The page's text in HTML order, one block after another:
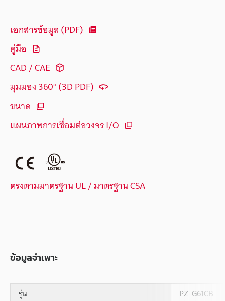
เอกสารข้อมูล (PDF)
คู่มือ
CAD / CAE
มุมมอง 360° (3D PDF)
ขนาด
แผนภาพการเชื่อมต่อวงจร I/O
ตรงตามมาตรฐาน UL / มาตรฐาน CSA
ข้อมูลจำเพาะ
รุ่น
PZ-G61CB